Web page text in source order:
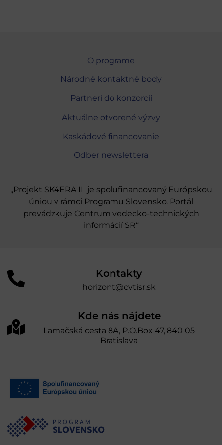
O programe
Národné kontaktné body
Partneri do konzorcií
Aktuálne otvorené výzvy
Kaskádové financovanie
Odber newslettera
„Projekt SK4ERA II je spolufinancovaný Európskou
úniou v rámci Programu Slovensko. Portál
prevádzkuje Centrum vedecko-technických
informácií SR“
Kontakty
horizont@cvtisr.sk
Kde nás nájdete
Lamačská cesta 8A, P.O.Box 47, 840 05
Bratislava